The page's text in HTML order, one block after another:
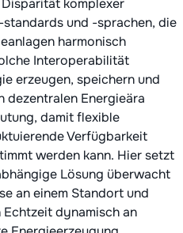
komplexer
und -sprachen, die
harmonisch
Interoperabilität
erzeugen, speichern und
dezentralen Energieära
damit flexible
Verfügbarkeit
werden kann. Hier setzt
Lösung überwacht
an einem Standort und
dynamisch an